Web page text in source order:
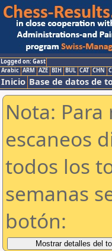
Logged on: Gast
Arabic ARM AZE BIH BUL CAT CHN
Inicio Base de datos de
Nota:
escaneos
todos los
semanas
botón: